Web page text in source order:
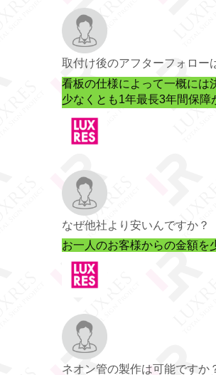
取付け後のアフターフォロー
看板の仕様によって一概には
少なくとも1年最長3年間保障
なぜ他社より安いんですか？
お一人のお客様からの金額を
ネオン管の製作は可能ですか